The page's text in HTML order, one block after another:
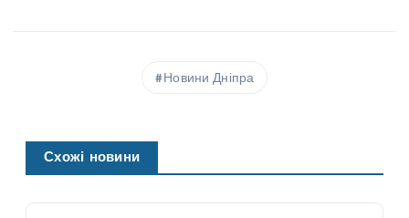
Новини Дніпра
Схожі новини